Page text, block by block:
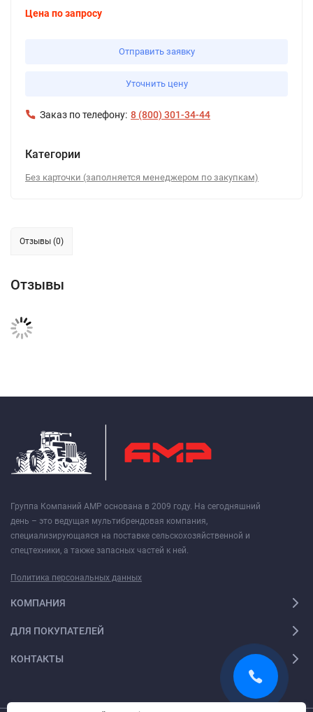
Цена по запросу
Отправить заявку
Уточнить цену
Заказ по телефону: 8 (800) 301-34-44
Категории
Без карточки (заполняется менеджером по закупкам)
Отзывы (0)
Отзывы
Группа Компаний АМР основана в 2009 году. На сегодняшний
день – это ведущая мультибрендовая компания,
специализирующаяся на поставке сельскохозяйственной и
спецтехники, а также запасных частей к ней.
Политика персональных данных
КОМПАНИЯ
ДЛЯ ПОКУПАТЕЛЕЙ
КОНТАКТЫ